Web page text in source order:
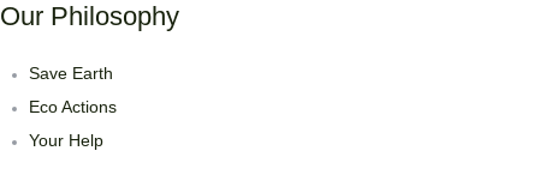
Our Philosophy
Save Earth
Eco Actions
Your Help